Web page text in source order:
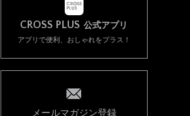
CROSS PLUS 公式アプリ
アプリで便利、おしゃれをプラス！
メールマガジン登録